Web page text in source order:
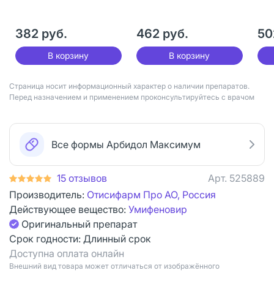
382 руб.
В корзину
462 руб.
В корзину
Страница носит информационный характер о наличии препаратов.
Перед назначением и применением проконсультируйтесь с врачом
Все формы Арбидол Максимум
15 отзывов Арт. 525889
Производитель: Отисифарм Про АО, Россия
Действующее вещество: Умифеновир
Оригинальный препарат
Срок годности: Длинный срок
Доступна оплата онлайн
Bнешний вид товара может отличаться от изображённого